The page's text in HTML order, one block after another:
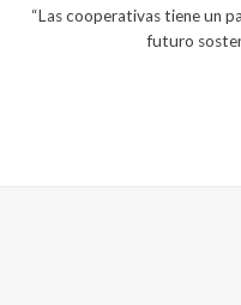
“Las cooperativas tiene un
futuro